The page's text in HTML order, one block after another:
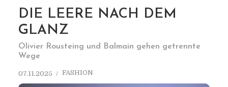
DIE LEERE NACH DEM
GLANZ
Olivier Rousteing und Balmain gehen getrennte
Wege
07.11.2025 FASHION